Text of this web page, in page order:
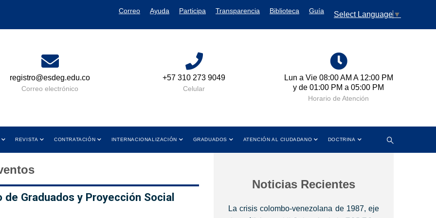
Correo Ayuda Participa Transparencia Biblioteca Guía Select Language ▼
registro@esdeg.edu.co
Correo electrónico
+57 310 273 9049
Celular
Lun a Vie 08:00 AM A 12:00 PM
y de 01:00 PM a 05:00 PM
Horario de Atención
REVISTA CONTRATACIÓN INTERNACIONALIZACIÓN GRADUADOS ATENCIÓN AL CIUDADANO DOCTRINA
Graduados y Proyección Social
Noticias Recientes
La crisis colombo-venezolana de 1987, eje